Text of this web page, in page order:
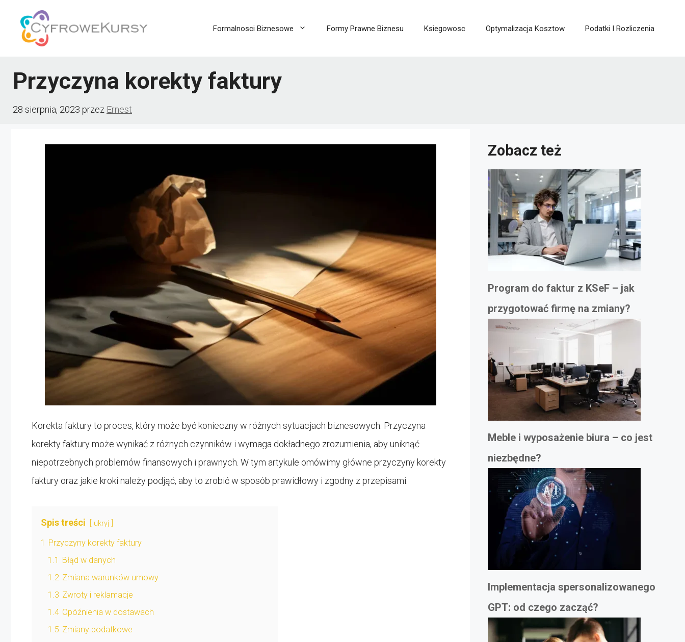
Formalnosci Biznesowe Formy Prawne Biznesu Ksiegowosc Optymalizacja Kosztow Podatki I Rozliczenia
Przyczyna korekty faktury
28 sierpnia, 2023 przez Ernest
Korekta faktury to proces, który może być konieczny w różnych sytuacjach biznesowych. Przyczyna
korekty faktury może wynikać z różnych czynników i wymaga dokładnego zrozumienia, aby uniknąć
niepotrzebnych problemów finansowych i prawnych. W tym artykule omówimy główne przyczyny korekty
faktury oraz jakie kroki należy podjąć, aby to zrobić w sposób prawidłowy i zgodny z przepisami.
Spis treści ukryj
1 Przyczyny korekty faktury
1.1 Błąd w danych
1.2 Zmiana warunków umowy
1.3 Zwroty i reklamacje
1.4 Opóźnienia w dostawach
1.5 Zmiany podatkowe
Zobacz też
Program do faktur z KSeF – jak
przygotować firmę na zmiany?
Meble i wyposażenie biura – co jest
niezbędne?
Implementacja spersonalizowanego
GPT: od czego zacząć?